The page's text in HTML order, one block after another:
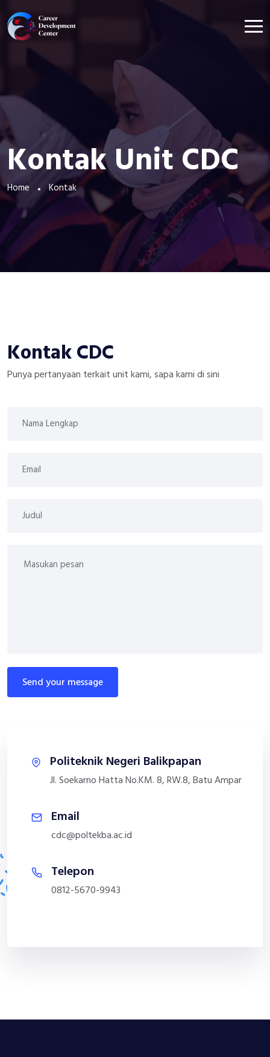
Kontak Unit CDC
Home Kontak
KontakCDC
Punya pertanyaan terkait unit kami, sapa kami di sini
send your message
Politeknik Negeri Balikpapan
Jl. Soekarno Hatta No.KM. 8, RW.8, Batu Ampar
Email
cdc@poltekba.ac.id
Telepon
0812-5670-9943